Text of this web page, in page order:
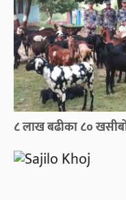
८ लाख बढीका ८०